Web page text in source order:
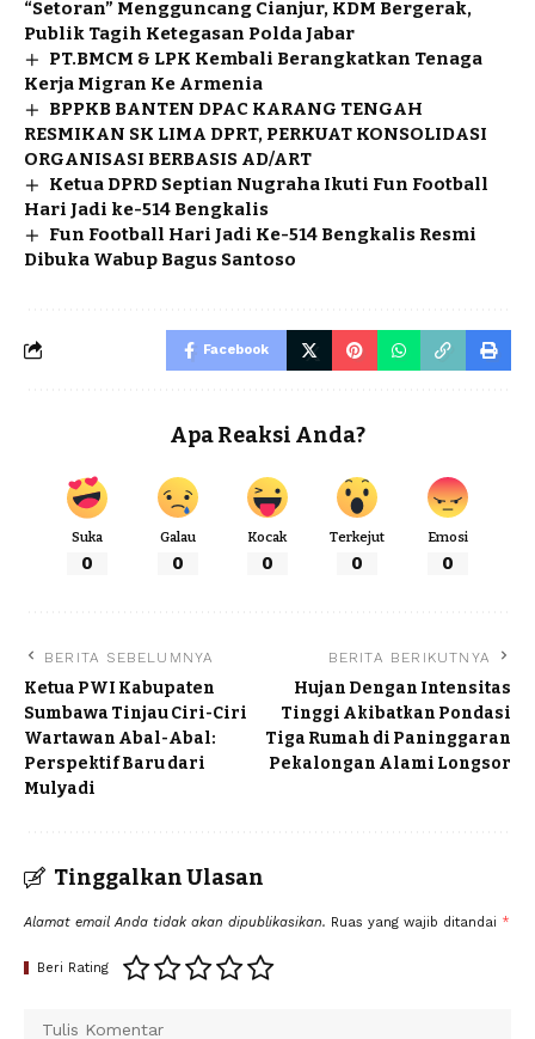
“Setoran” Mengguncang Cianjur, KDM Bergerak,
Publik Tagih Ketegasan Polda Jabar
PT.BMCM & LPK Kembali Berangkatkan Tenaga
Kerja Migran Ke Armenia
BPPKB BANTEN DPAC KARANG TENGAH
RESMIKAN SK LIMA DPRT, PERKUAT KONSOLIDASI
ORGANISASI BERBASIS AD/ART
Ketua DPRD Septian Nugraha Ikuti Fun Football
Hari Jadi ke-514 Bengkalis
Fun Football Hari Jadi Ke-514 Bengkalis Resmi
Dibuka Wabup Bagus Santoso
Facebook
Apa Reaksi Anda?
Suka
0
Galau
0
Kocak
0
Terkejut
0
Emosi
0
BERITA SEBELUMNYA
Ketua PWI Kabupaten
Sumbawa Tinjau Ciri-Ciri
Wartawan Abal-Abal:
Perspektif Baru dari
Mulyadi
BERITA BERIKUTNYA
Hujan Dengan Intensitas
Tinggi Akibatkan Pondasi
Tiga Rumah di Paninggaran
Pekalongan Alami Longsor
Tinggalkan Ulasan
Alamat email Anda tidak akan dipublikasikan. Ruas yang wajib ditandai *
Beri Rating